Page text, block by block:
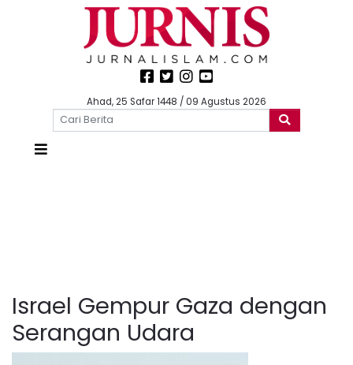
Ahad, 25 Safar 1448 / 09 Agustus 2026
Israel Gempur Gaza dengan
Serangan Udara